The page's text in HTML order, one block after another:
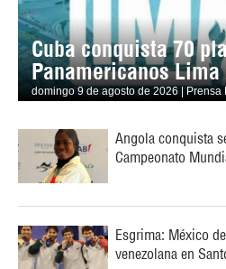
Cuba conquista 70
Panamericanos Lima
domingo 9 de agosto de 2026 | Prensa
Angola conquista
Campeonato
Esgrima: México
venezolana en